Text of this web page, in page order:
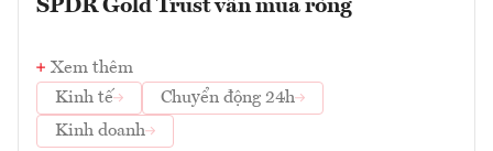
SPDR Gold Trust vẫn mua ròng
Xem thêm
Kinh tế
Chuyển động 24h
Kinh doanh